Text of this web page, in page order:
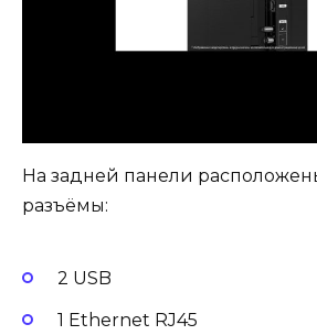
На задней панели
разъёмы:
2 USB
1 Ethernet RJ45